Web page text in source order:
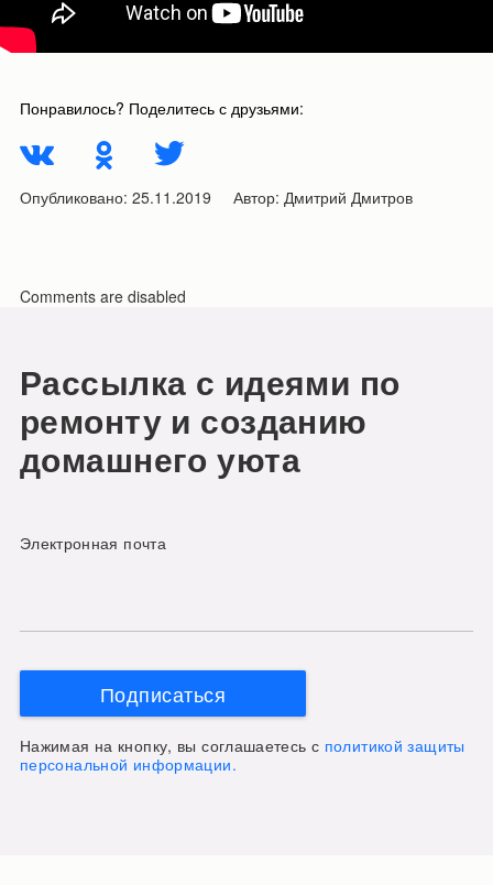
Понравилось? Поделитесь с друзьями:
Опубликовано: 25.11.2019 Автор: Дмитрий Дмитров
Comments are disabled
Рассылка с идеями по
ремонту и созданию
домашнего уюта
Электронная почта
Подписаться
Нажимая на кнопку, вы соглашаетесь с политикой защиты
персональной информации.